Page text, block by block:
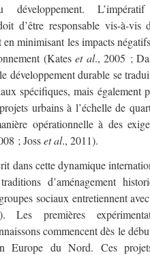
d’être responsable vis-à-vis
minimisant les impacts
(Kateset al., 2005 ;
développement durable se
spécifiques, mais également
urbains à l’échelle de
opérationnelle à des
; Josset al., 2011).
dans cette dynamique
d’aménagement
sociaux entretiennent
Les premières
commencent dès le
Europe du Nord. Ces